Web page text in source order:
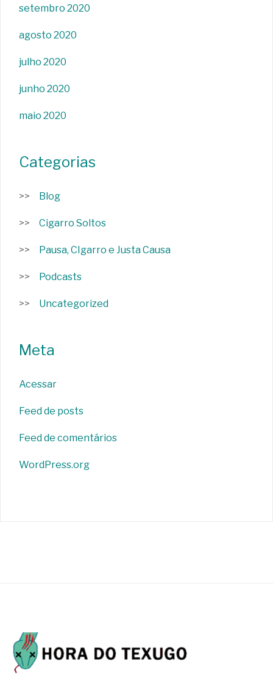
setembro 2020
agosto 2020
julho 2020
junho 2020
maio 2020
Categorias
Blog
Cigarro Soltos
Pausa, CIgarro e Justa Causa
Podcasts
Uncategorized
Meta
Acessar
Feed de posts
Feed de comentários
WordPress.org